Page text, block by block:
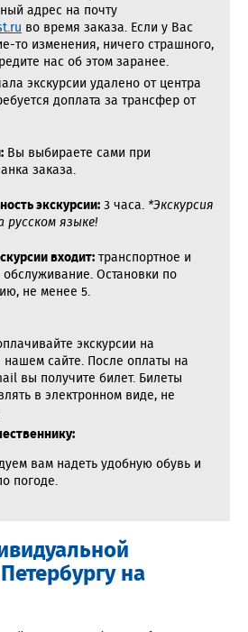
адрес на почту
во время заказа. Если у Вас
то изменения, ничего страшного,
нас об этом заранее.
экскурсии удалено от центра
доплата за трансфер от
Вы выбираете сами при
заказа.
экскурсии: 3 часа. *Экскурсия
русском языке!
входит: транспортное и
обслуживание. Остановки по
не менее 5.
экскурсии на
нашем сайте. После оплаты на
вы получите билет. Билеты
в электронном виде, не
вам надеть удобную обувь и
погоде.
на